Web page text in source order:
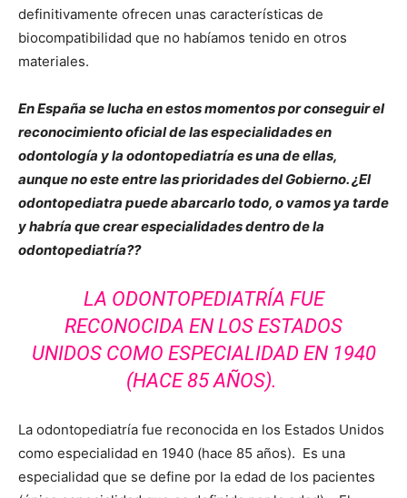
definitivamente ofrecen unas características de
biocompatibilidad que no habíamos tenido en otros
materiales.
En España se lucha en estos momentos por conseguir el
reconocimiento oficial de las especialidades en
odontología y la odontopediatría es una de ellas,
aunque no este entre las prioridades del Gobierno. ¿El
odontopediatra puede abarcarlo todo, o vamos ya tarde
y habría que crear especialidades dentro de la
odontopediatría??
LA ODONTOPEDIATRÍA FUE
RECONOCIDA EN LOS ESTADOS
UNIDOS COMO ESPECIALIDAD EN 1940
(HACE 85 AÑOS).
La odontopediatría fue reconocida en los Estados Unidos
como especialidad en 1940 (hace 85 años). Es una
especialidad que se define por la edad de los pacientes